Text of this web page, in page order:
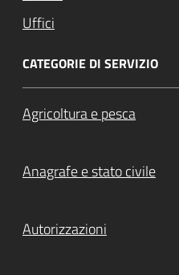
Uffici
CATEGORIE DI SERVIZIO
Agricoltura e pesca
Anagrafe e stato civile
Autorizzazioni